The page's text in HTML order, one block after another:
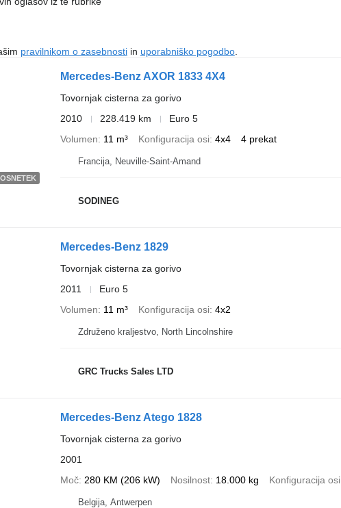
pravilnikom o zasebnostiin uporabniško pogodbo.
Mercedes-Benz AXOR 1833 4X4
Tovornjak cisterna za gorivo
2010
228.419 km
Euro 5
Volumen
11 m³ Konfiguracija osi 4x4 4 prekat
Francija, Neuville-Saint-Amand
SODINEG
Mercedes-Benz 1829
Tovornjak cisterna za gorivo
2011
Euro 5
Volumen
11 m³ Konfiguracija osi 4x2
Združeno kraljestvo, North Lincolnshire
GRC Trucks Sales LTD
Mercedes-Benz Atego 1828
Tovornjak cisterna za gorivo
2001
Moč 280 KM (206 kW) Nosilnost 18.000 kg Konfiguracija osi
Belgija, Antwerpen